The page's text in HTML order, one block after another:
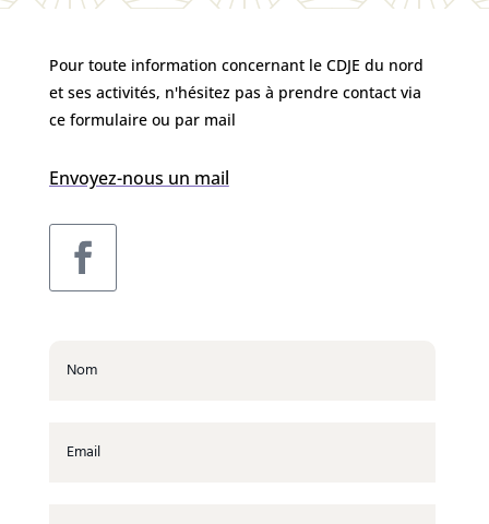
Pour toute information concernant le CDJE du nord
et ses activités, n'hésitez pas à prendre contact via
ce formulaire ou par mail
Envoyez-nous un mail